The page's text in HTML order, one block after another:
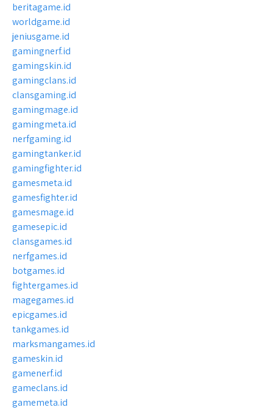
beritagame.id
worldgame.id
jeniusgame.id
gamingnerf.id
gamingskin.id
gamingclans.id
clansgaming.id
gamingmage.id
gamingmeta.id
nerfgaming.id
gamingtanker.id
gamingfighter.id
gamesmeta.id
gamesfighter.id
gamesmage.id
gamesepic.id
clansgames.id
nerfgames.id
botgames.id
fightergames.id
magegames.id
epicgames.id
tankgames.id
marksmangames.id
gameskin.id
gamenerf.id
gameclans.id
gamemeta.id